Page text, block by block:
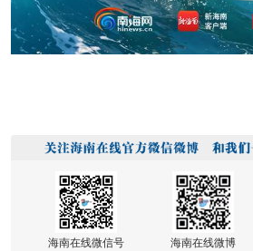
海南在线微信号 海南在线微博